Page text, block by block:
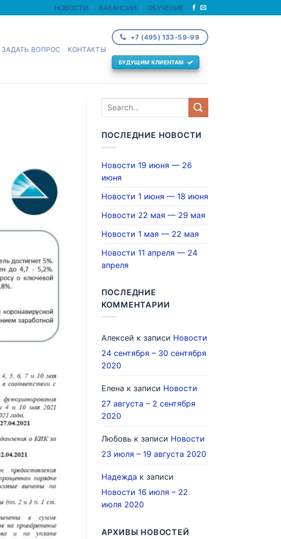
НОВОСТИ ВАКАНСИИ ОБУЧЕНИЕ
ЗАДАТЬ ВОПРОС КОНТАКТЫ
+7 (495) 133-59-99
БУДУЩИМ КЛИЕНТАМ
ПОСЛЕДНИЕ НОВОСТИ
Новости 19 июня — 26
июня
Новости 1 июня — 18 июня
Новости 22 мая — 29 мая
Новости 1 мая — 22 мая
Новости 11 апреля — 24
апреля
ПОСЛЕДНИЕ
КОММЕНТАРИИ
Алексей к записи Новости
24 сентября – 30 сентября
2020
Елена к записи Новости
27 августа – 2 сентября
2020
Любовь к записи Новости
23 июля – 19 августа 2020
Надежда к записи
Новости 16 июля – 22
июля 2020
АРХИВЫ НОВОСТЕЙ